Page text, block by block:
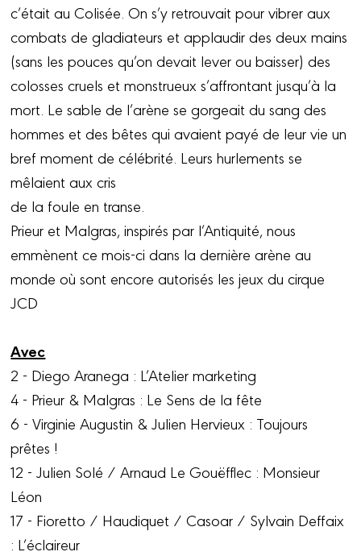
c’était au Colisée. On s’y retrouvait pour vibrer aux
combats de gladiateurs et applaudir des deux mains
(sans les pouces qu’on devait lever ou baisser) des
colosses cruels et monstrueux s’affrontant jusqu’à la
mort. Le sable de l’arène se gorgeait du sang des
hommes et des bêtes qui avaient payé de leur vie un
bref moment de célébrité. Leurs hurlements se
mêlaient aux cris
de la foule en transe.
Prieur et Malgras, inspirés par l’Antiquité, nous
emmènent ce mois-ci dans la dernière arène au
monde où sont encore autorisés les jeux du cirque
JCD
Avec
2 - Diego Aranega : L’Atelier marketing
4 - Prieur & Malgras : Le Sens de la fête
6 - Virginie Augustin & Julien Hervieux : Toujours
prêtes !
12 - Julien Solé / Arnaud Le Gouëfflec : Monsieur
Léon
17 - Fioretto / Haudiquet / Casoar / Sylvain Deffaix
: L’éclaireur